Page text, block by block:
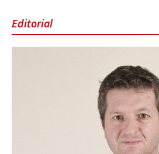
Editorial